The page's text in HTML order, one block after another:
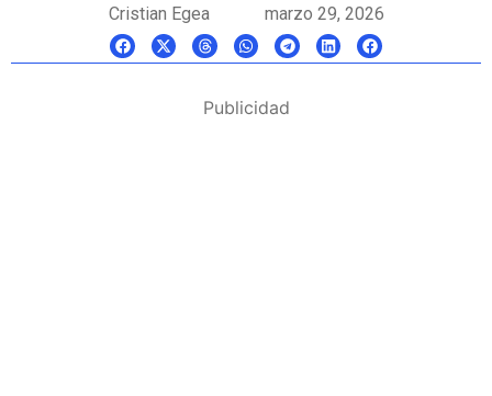
Cristian Egea marzo 29, 2026
Publicidad